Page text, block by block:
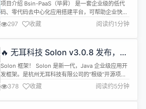
项目介绍 Bsin-PaaS（毕昇） 是一套企业级的低代
码、零代码去中心化应用搭建平台，可帮助企业快速
搭建基于云原生的有竞争力的业务中台，智能决策中
台、流程中台、企业 AI 知识库、业务前台。bsin-
paas 包括微前端设计、微服务框架、服务编排、工
(公链、联盟链) 作为技术支撑，为企业提供 daPaaS
层...
297 收藏 阅读约1分钟
🔥 无耳科技 Solon v3.0.8 发布，
Java 企业级应用开发框架
Solon 框架！ Solon 是新一代，Java 企业级应用开
发框架。是杭州无耳科技有限公司的“根级”开源项目
（最近“杭州六小龙”很火啊，我们也是杭州的哦）。
从零开始构建（No Spring、No Java-EE、No
Servlet），有灵活的接口规范与开放生态。采用对
378 收藏 阅读约5分钟